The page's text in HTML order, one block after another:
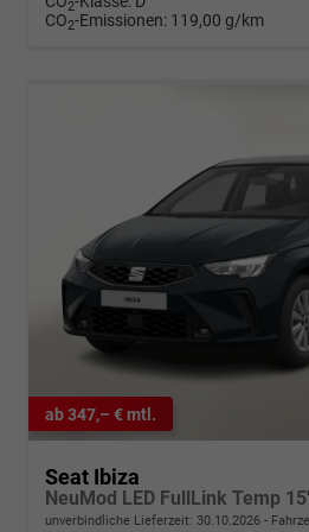
2
CO2-Emissionen: 119,00 g/km
ab 347,– € mtl.
Seat Ibiza
NeuMod LED FullLink Temp
unverbindliche Lieferzeit: 30.10.2026